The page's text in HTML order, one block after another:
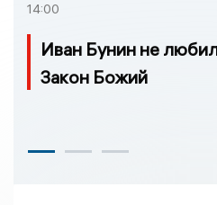
14:00
Иван Бунин не
Закон Божий